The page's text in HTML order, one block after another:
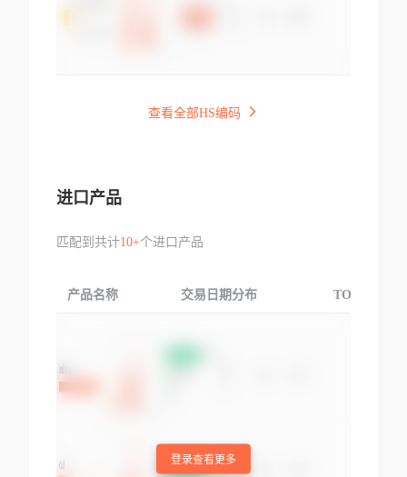
查看全部HS编码
进口产品
匹配到共计10+个进口产品
产品名称 交易日期分布 TOP3交易国
登录查看更多